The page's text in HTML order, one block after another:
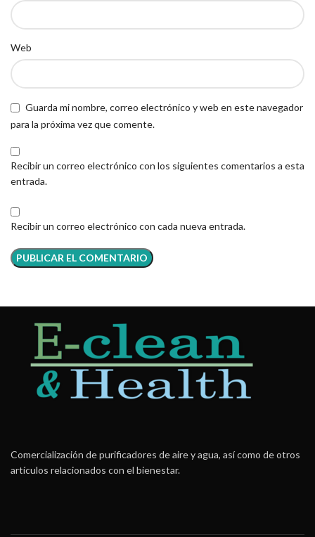
Web
Guarda mi nombre, correo electrónico y web en este navegador
para la próxima vez que comente.
Recibir un correo electrónico con los siguientes comentarios a esta
entrada.
Recibir un correo electrónico con cada nueva entrada.
Comercialización de purificadores de aire y agua, así como de otros
artículos relacionados con el bienestar.